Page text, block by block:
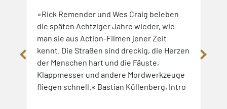
»Rick Remender und Wes Craig beleben
die späten Achtziger Jahre wieder, wie
man sie aus Action-Filmen jener Zeit
kennt. Die Straßen sind dreckig, die Herzen
der Menschen hart und die Fäuste,
Klappmesser und andere Mordwerkzeuge
fliegen schnell.« Bastian Küllenberg, Intro